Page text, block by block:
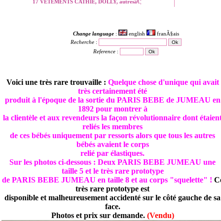
17 VETEMENTS CATHIE, DOLLY, autresâ€¦
Change language: english
franÃ§ais
Recherche:
Reference :
Voici une très rare trouvaille : Quelque chose d'unique qui avait
très certainement été
produit à l'époque de la sortie du PARIS BEBE de JUMEAU en
1892 pour montrer à
la clientèle et aux revendeurs la façon révolutionnaire dont
reliés les membres
de ces bébés uniquement par ressorts alors que tous les autres
bébés avaient le corps
relié par élastiques.
Sur les photos ci-dessous : Deux PARIS BEBE JUMEAU une
taille 5 et le très rare prototype
de PARIS BEBE JUMEAU en taille 8 et au corps "squelette" !
très rare prototype est
disponible et malheureusement accidenté sur le côté gauche de sa
face.
Photos et prix sur demande.(Vendu)